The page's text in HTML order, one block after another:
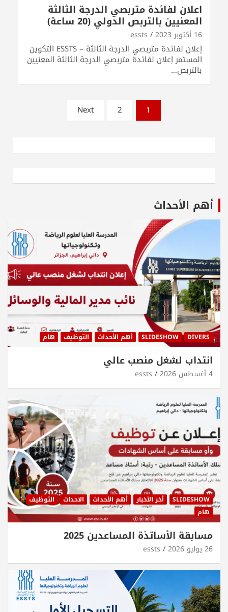
اعلان لفائدة متربصي الدرجة الثالثة
المعنيين بالتربص الدولي (20 ساعة)
16 أكتوبر 2023 essts
إعلان لفائدة متربصي الدرجة الثالثة – ESSTS التكوين
المستمر إعلان لفائدة متربصي الدرجة الثالثة المعنيين
بالتربص…
1
2
Next
أهم الأحداث
DIVERS
SLIDESHOW أهم الأحداث التوظيف هام
انتداب لشغل منصب عالي
4 أغسطس 2026 essts
SLIDESHOW أخر الأخبار أهم الأحداث الاحداث
التوظيف
هام
مسابقة الأساتذة المساعدين 2025
26 يوليو 2026 essts